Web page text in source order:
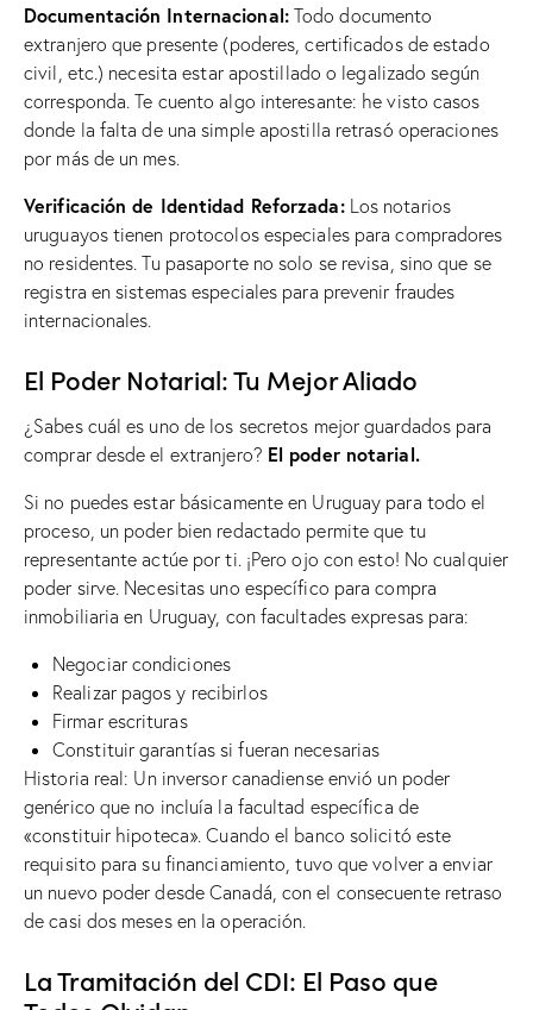
Documentación Internacional:Todo documento
extranjero que presente (poderes, certificados de estado
civil, etc.) necesita estar apostillado o legalizado según
corresponda. Te cuento algo interesante: he visto casos
donde la falta de una simple apostilla retrasó operaciones
por más de un mes.
Verificación de Identidad Reforzada:Los notarios
uruguayos tienen protocolos especiales para compradores
no residentes. Tu pasaporte no solo se revisa, sino que se
registra en sistemas especiales para prevenir fraudes
internacionales.
El Poder Notarial: Tu Mejor Aliado
¿Sabes cuál es uno de los secretos mejor guardados para
comprar desde el extranjero? El poder notarial.
Si no puedes estar básicamente en Uruguay para todo el
proceso, un poder bien redactado permite que tu
representante actúe por ti. ¡Pero ojo con esto! No cualquier
poder sirve. Necesitas uno específico para compra
inmobiliaria en Uruguay, con facultades expresas para:
Negociar condiciones
Realizar pagos y recibirlos
Firmar escrituras
Constituir garantías si fueran necesarias
Historia real: Un inversor canadiense envió un poder
genérico que no incluía la facultad específica de
«constituir hipoteca». Cuando el banco solicitó este
requisito para su financiamiento, tuvo que volver a enviar
un nuevo poder desde Canadá, con el consecuente retraso
de casi dos meses en la operación.
La Tramitación del CDI: El Paso que